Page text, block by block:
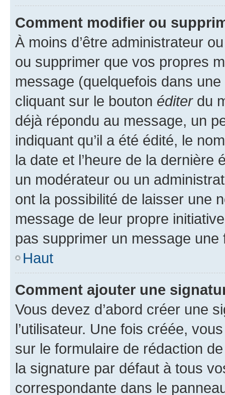
Comment modifier ou
À moins d’être administrateur
ou supprimer que vos propres
message (quelquefois dans
cliquant sur le bouton éditerdu
déjà répondu au message, un
indiquant qu’il a été édité, le
la date et l’heure de la dernière
un modérateur ou un
ont la possibilité de laisser une
message de leur propre
pas supprimer un message une
Haut
Comment ajouter une
Vous devez d’abord créer une
l’utilisateur. Une fois créée,
sur le formulaire de rédaction
la signature par défaut à tous
correspondante dans le